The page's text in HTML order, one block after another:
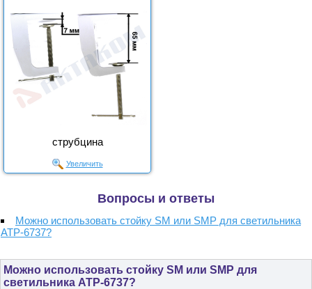
струбцина
Увеличить
Вопросы и ответы
Можно использовать стойку SM или SMP для светильника
АТР-6737?
Можно использовать стойку SM или SMP для
светильника АТР-6737?